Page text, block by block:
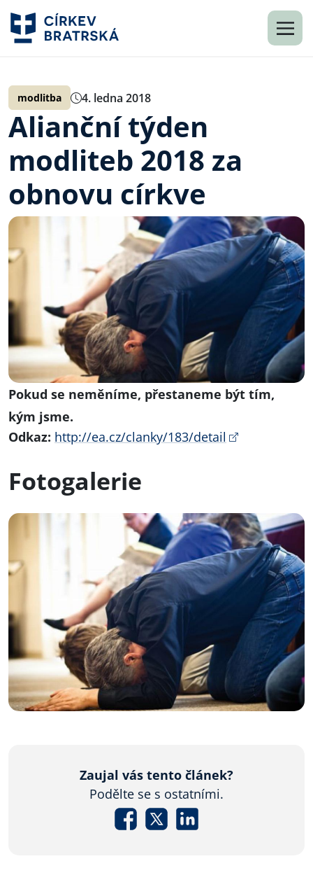
modlitba 4. ledna 2018
Alianční týden
modliteb 2018 za
obnovu církve
Pokud se neměníme, přestaneme být tím,
kým jsme.
Odkaz: http://ea.cz/clanky/183/detail
Fotogalerie
Zaujal vás tento článek?
Podělte se s ostatními.